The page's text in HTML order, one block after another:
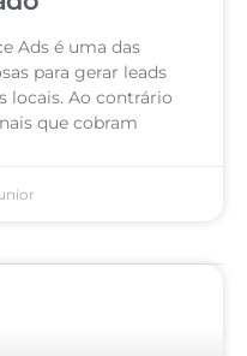
Ads é uma das
para gerar leads
locais. Ao contrário
que cobram